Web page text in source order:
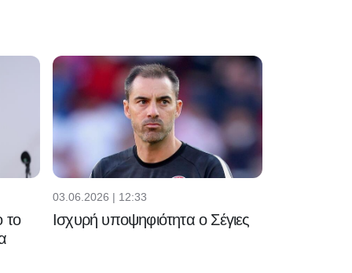
το
03.06.2026 | 12:33
Ισχυρή υποψηφιότητα ο Σέγιες